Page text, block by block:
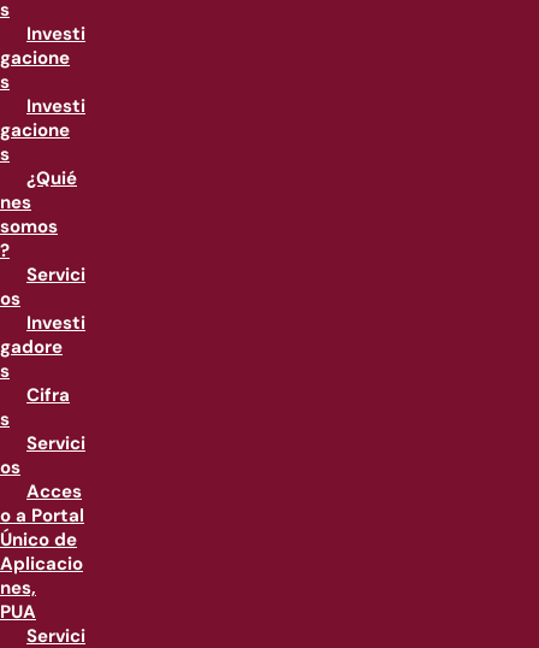
s
Investi
gacione
s
Investi
gacione
s
¿Quié
nes
somos
?
Servici
os
Investi
gadore
s
Cifra
s
Servici
os
Acces
o a Portal
Único de
Aplicacio
nes,
PUA
Servici